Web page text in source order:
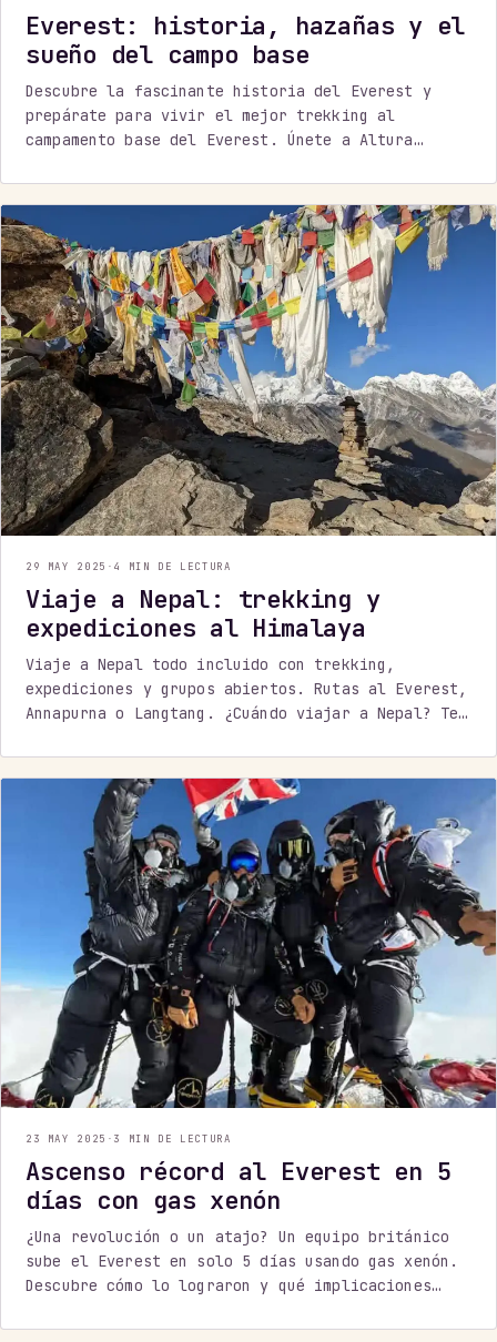
Everest: historia, hazañas y el
sueño del campo base
Descubre la fascinante historia del Everest y
prepárate para vivir el mejor trekking al
campamento base del Everest. Únete a Altura
29 MAY 2025 · 4 MIN DE LECTURA
Viaje a Nepal: trekking y
expediciones al Himalaya
Viaje a Nepal todo incluido con trekking,
expediciones y grupos abiertos. Rutas al Everest,
Annapurna o Langtang. ¿Cuándo viajar a Nepal? Te
23 MAY 2025 · 3 MIN DE LECTURA
Ascenso récord al Everest en 5
días con gas xenón
¿Una revolución o un atajo? Un equipo británico
sube el Everest en solo 5 días usando gas xenón.
Descubre cómo lo lograron y qué implicaciones